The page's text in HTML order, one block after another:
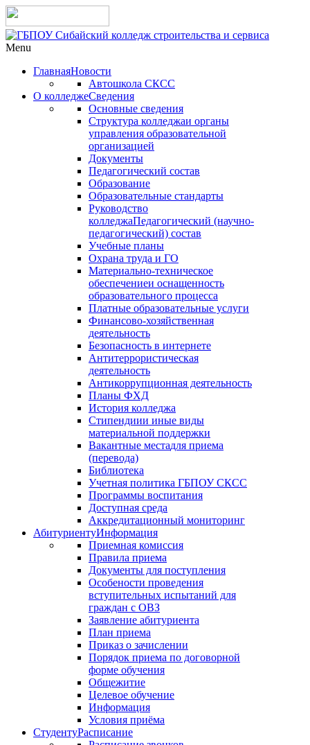
Menu
ГлавнаяНовости
Автошкола СКСС
О колледжеСведения
Основные сведения
Структура колледжаи органы
управления образовательной
организацией
Документы
Педагогический состав
Образование
Образовательные стандарты
Руководство
колледжаПедагогический (научно-
педагогический) состав
Учебные планы
Охрана труда и ГО
Материально-техническое
обеспечениеи оснащенность
образовательного процесса
Платные образовательные услуги
Финансово-хозяйственная
деятельность
Безопасность в интернете
Антитеррористическая
деятельность
Антикоррупционная деятельность
Планы ФХД
История колледжа
Стипендиии иные виды
материальной поддержки
Вакантные местадля приема
(перевода)
Библиотека
Учетная политика ГБПОУ СКСС
Программы воспитания
Доступная среда
Аккредитационный мониторинг
АбитуриентуИнформация
Приемная комиссия
Правила приема
Документы для поступления
Особености проведения
вступительных испытаний для
граждан с ОВЗ
Заявление абитуриента
План приема
Приказ о зачислении
Порядок приема по договорной
форме обучения
Общежитие
Целевое обучение
Информация
Условия приёма
СтудентуРасписание